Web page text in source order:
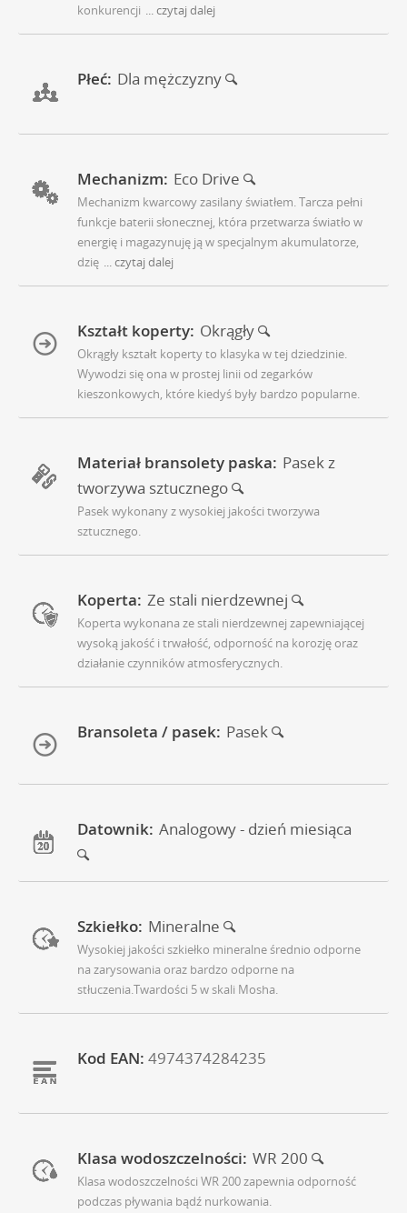
konkurencji ... czytaj dalej
Płeć: Dla mężczyzny
Mechanizm: Eco Drive
Mechanizm kwarcowy zasilany światłem. Tarcza pełni
funkcje baterii słonecznej, która przetwarza światło w
energię i magazynuję ją w specjalnym akumulatorze,
dzię ... czytaj dalej
Kształt koperty: Okrągły
Okrągły kształt koperty to klasyka w tej dziedzinie.
Wywodzi się ona w prostej linii od zegarków
kieszonkowych, które kiedyś były bardzo popularne.
Materiał bransolety paska: Pasek z
tworzywa sztucznego
Pasek wykonany z wysokiej jakości tworzywa
sztucznego.
Koperta: Ze stali nierdzewnej
Koperta wykonana ze stali nierdzewnej zapewniającej
wysoką jakość i trwałość, odporność na korozję oraz
działanie czynników atmosferycznych.
Bransoleta / pasek: Pasek
Datownik: Analogowy - dzień miesiąca
Szkiełko: Mineralne
Wysokiej jakości szkiełko mineralne średnio odporne
na zarysowania oraz bardzo odporne na
stłuczenia.Twardości 5 w skali Mosha.
Kod EAN: 4974374284235
Klasa wodoszczelności: WR 200
Klasa wodoszczelności WR 200 zapewnia odporność
podczas pływania bądź nurkowania.